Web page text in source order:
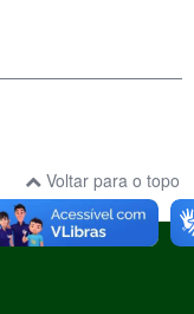
Voltar para o topo